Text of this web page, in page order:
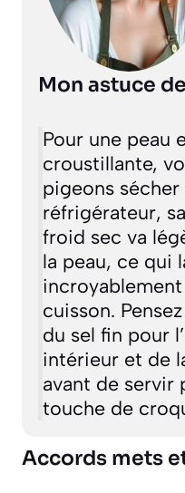
Mon astuce
Pour une peau
croustillante,
pigeons
réfrigérateur,
froid sec va
la peau, ce qui
cuisson.
du sel fin pour
intérieur et de
avant de servir
touche de
Accords mets